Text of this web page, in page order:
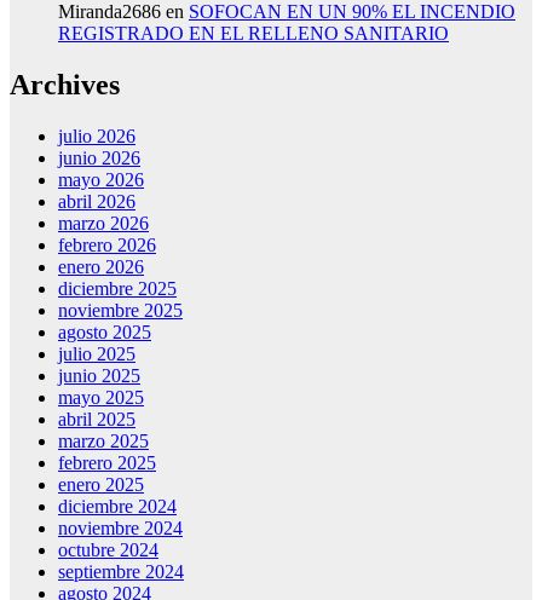
Miranda2686 en SOFOCAN EN UN 90% EL INCENDIO
REGISTRADO EN EL RELLENO SANITARIO
Archives
julio 2026
junio 2026
mayo 2026
abril 2026
marzo 2026
febrero 2026
enero 2026
diciembre 2025
noviembre 2025
agosto 2025
julio 2025
junio 2025
mayo 2025
abril 2025
marzo 2025
febrero 2025
enero 2025
diciembre 2024
noviembre 2024
octubre 2024
septiembre 2024
agosto 2024